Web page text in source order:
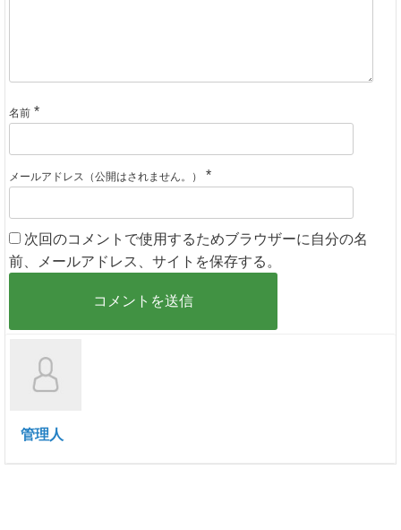
名前 *
メールアドレス（公開はされません。） *
次回のコメントで使用するためブラウザーに自分の名
前、メールアドレス、サイトを保存する。
管理人